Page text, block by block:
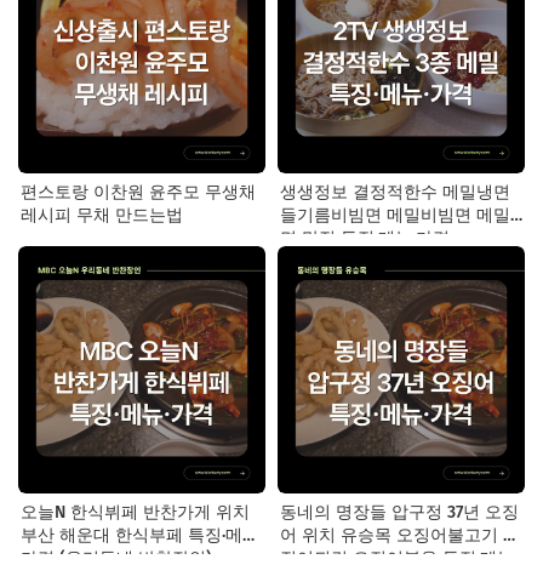
편스토랑 이찬원 윤주모 무생채
레시피 무채 만드는법
생생정보 결정적한수 메밀냉면
들기름비빔면 메밀비빔면 메밀
면 맛집 특징·메뉴·가격
오늘N 한식뷔페 반찬가게 위치
부산 해운대 한식부페 특징·메뉴·
가격 (우리동네 반찬장인)
동네의 명장들 압구정 37년 오징
어 위치 유승목 오징어불고기 오
징어튀김 오징어볶음 특징·메뉴·